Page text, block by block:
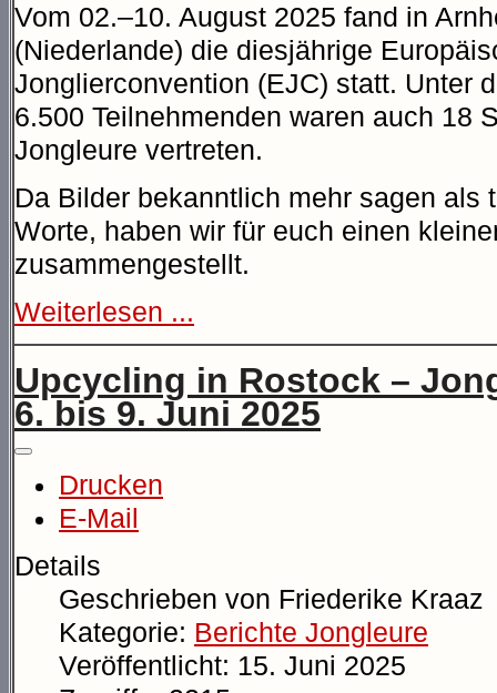
Vom 02.–10. August 2025 fand in
(Niederlande) die diesjährige
Jonglierconvention (EJC) statt. Unter
6.500 Teilnehmenden waren auch 18
Jongleure vertreten.
Da Bilder bekanntlich mehr sagen als
Worte, haben wir für euch einen
zusammengestellt.
Weiterlesen ...
Upcycling in Rostock –
6. bis 9. Juni 2025
Drucken
E-Mail
Details
Geschrieben von Friederike Kraaz
Kategorie: Berichte Jongleure
Veröffentlicht: 15. Juni 2025